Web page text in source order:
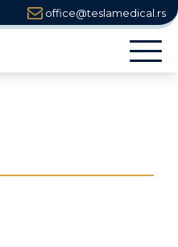
office@teslamedical.rs